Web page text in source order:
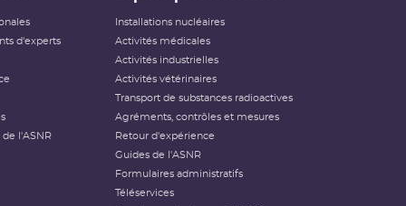
d'experts
l'ASNR
Installations nucléaires
Activités médicales
Activités industrielles
Activités vétérinaires
Transport de substances radioactives
Agréments, contrôles et mesures
Retour d'expérience
Guides de l'ASNR
Formulaires administratifs
Téléservices